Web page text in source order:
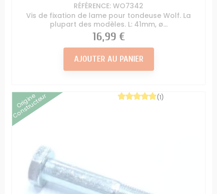
RÉFÉRENCE: WO7342
Vis de fixation de lame pour tondeuse Wolf. La
plupart des modèles. L: 41mm, ø...
Prix
16,99 €
AJOUTER AU PANIER
Origine
Constructeur (1)